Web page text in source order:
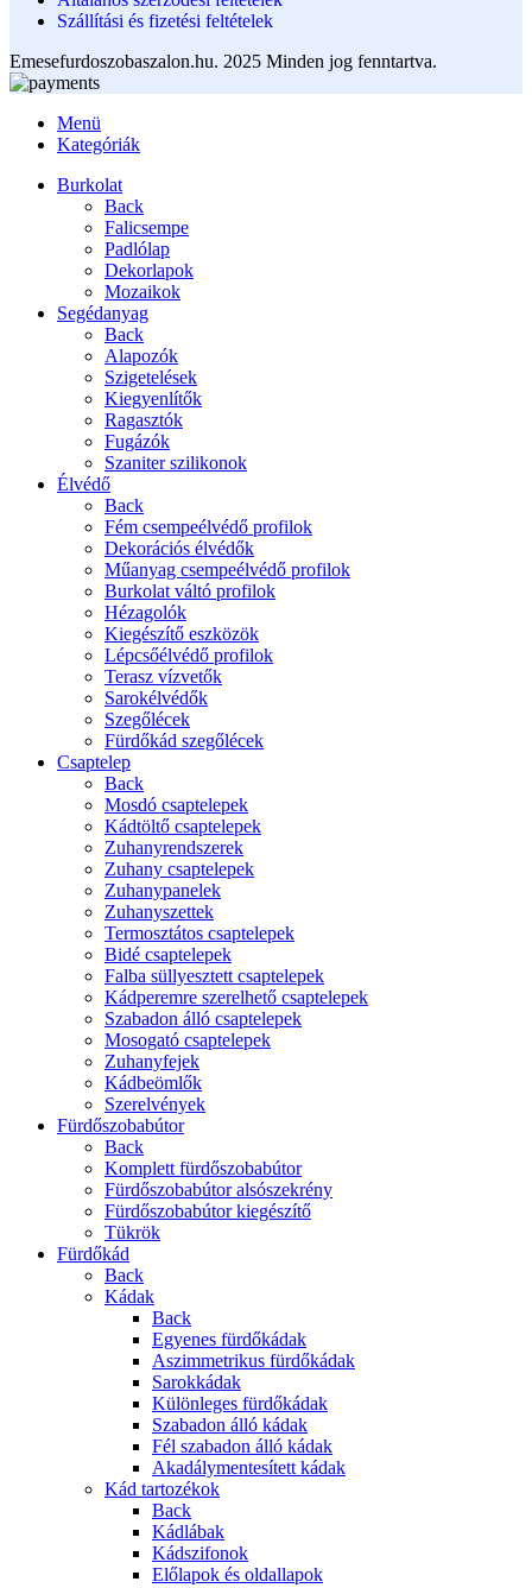
Szállítási és fizetési feltételek
Emesefurdoszobaszalon.hu. 2025 Minden jog fenntartva.
Menü
Kategóriák
Burkolat
Back
Falicsempe
Padlólap
Dekorlapok
Mozaikok
Segédanyag
Back
Alapozók
Szigetelések
Kiegyenlítők
Ragasztók
Fugázók
Szaniter szilikonok
Élvédő
Back
Fém csempeélvédő profilok
Dekorációs élvédők
Műanyag csempeélvédő profilok
Burkolat váltó profilok
Hézagolók
Kiegészítő eszközök
Lépcsőélvédő profilok
Terasz vízvetők
Sarokélvédők
Szegőlécek
Fürdőkád szegőlécek
Csaptelep
Back
Mosdó csaptelepek
Kádtöltő csaptelepek
Zuhanyrendszerek
Zuhany csaptelepek
Zuhanypanelek
Zuhanyszettek
Termosztátos csaptelepek
Bidé csaptelepek
Falba süllyesztett csaptelepek
Kádperemre szerelhető csaptelepek
Szabadon álló csaptelepek
Mosogató csaptelepek
Zuhanyfejek
Kádbeömlők
Szerelvények
Fürdőszobabútor
Back
Komplett fürdőszobabútor
Fürdőszobabútor alsószekrény
Fürdőszobabútor kiegészítő
Tükrök
Fürdőkád
Back
Kádak
Back
Egyenes fürdőkádak
Aszimmetrikus fürdőkádak
Sarokkádak
Különleges fürdőkádak
Szabadon álló kádak
Fél szabadon álló kádak
Akadálymentesített kádak
Kád tartozékok
Back
Kádlábak
Kádszifonok
Előlapok és oldallapok